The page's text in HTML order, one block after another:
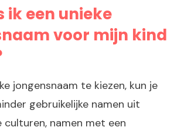
ik een unieke
voor mijn kind
jongensnaam te kiezen, kun je
gebruikelijke namen uit
culturen, namen met een